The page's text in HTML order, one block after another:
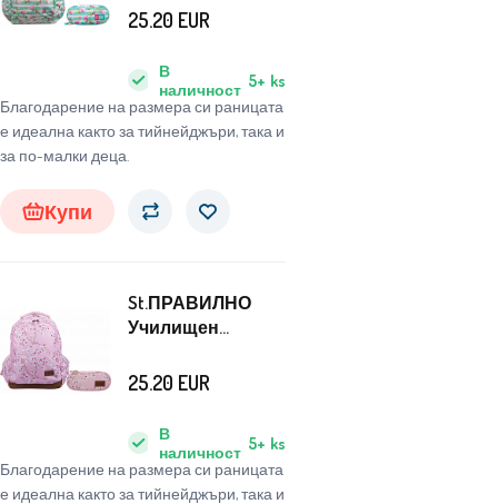
камерна раница +
Магнолия
Благодарение на размера си раницата
е идеална както за тийнейджъри, така и
за по-малки деца.
В
наличност 5+ ks
25.20 EUR
Купи
St.ПРАВИЛНО
Училищен
двукамерна
Цветя
Благодарение на размера си раницата
е идеална както за тийнейджъри, така и
В
наличност 5+ ks
25.20 EUR